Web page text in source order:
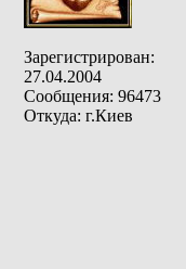
Зарегистрирован:
27.04.2004
Сообщения: 96473
Откуда: г.Киев